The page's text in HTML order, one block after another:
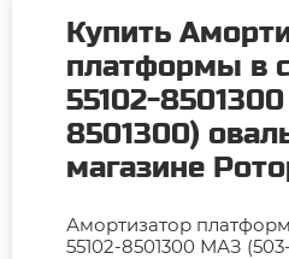
Купить
платформы в
55102-
8501300)
магазине
Амортизатор
55102-8501300 МАЗ